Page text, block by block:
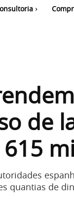
de
quantias de